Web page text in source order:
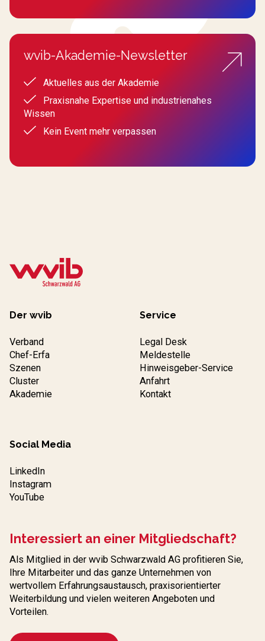
wvib-Akademie-Newsletter
Aktuelles aus der Akademie
Praxisnahe Expertise und industrienahes
Wissen
Kein Event mehr verpassen
Der wvib
Verband
Chef-Erfa
Szenen
Cluster
Akademie
Service
Legal Desk
Meldestelle
Hinweisgeber-Service
Anfahrt
Kontakt
Social Media
LinkedIn
Instagram
YouTube
Interessiert an einer Mitgliedschaft?
Als Mitglied in der wvib Schwarzwald AG profitieren Sie,
Ihre Mitarbeiter und das ganze Unternehmen von
wertvollem Erfahrungs­austausch, praxisorientierter
Weiterbildung und vielen weiteren Angeboten und
Vorteilen.